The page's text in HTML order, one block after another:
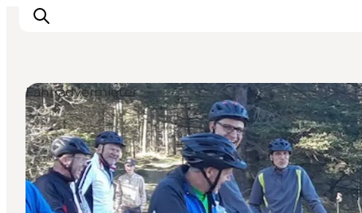
Urlaubsorte
Inspiration
Events
Unterkunft
Fahrradvermieter